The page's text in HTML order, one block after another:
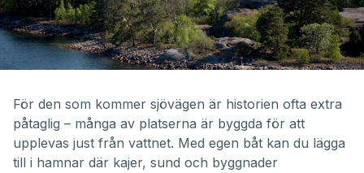
För den som kommer sjövägen är historien ofta extra
påtaglig – många av platserna är byggda för att
upplevas just från vattnet. Med egen båt kan du lägga
till i hamnar där kajer, sund och byggnader